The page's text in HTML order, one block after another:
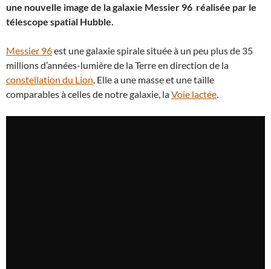
une nouvelle image de la galaxie Messier 96 réalisée par le
télescope spatial Hubble.
Messier 96est une galaxie spirale située à un peu plus de 35
millions d’années-lumière de la Terre en direction de la
constellation du Lion . Elle a une masse et une taille
comparables à celles de notre galaxie, laVoie lactée